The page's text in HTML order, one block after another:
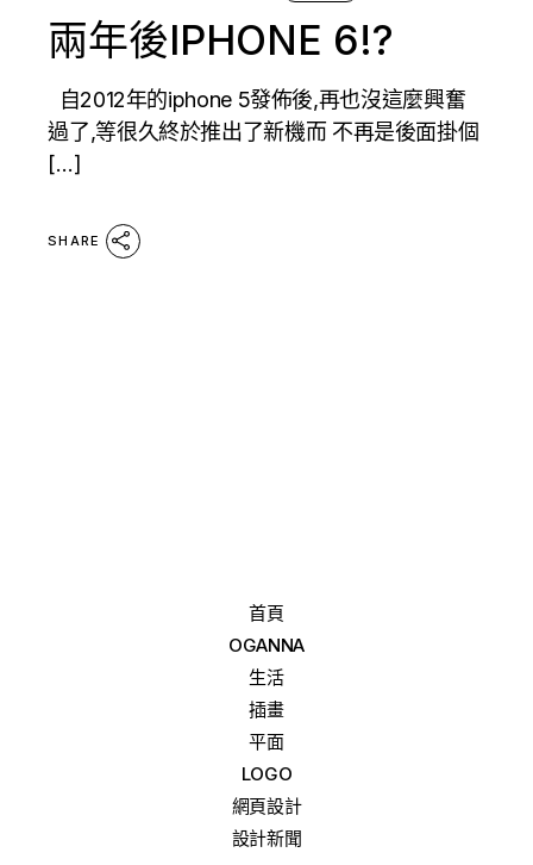
兩年後IPHONE 6!?
自2012年的iphone 5發佈後,再也沒這麼興奮
過了,等很久終於推出了新機而 不再是後面掛個
[…]
SHARE
首頁
OGANNA
生活
插畫
平面
LOGO
網頁設計
設計新聞